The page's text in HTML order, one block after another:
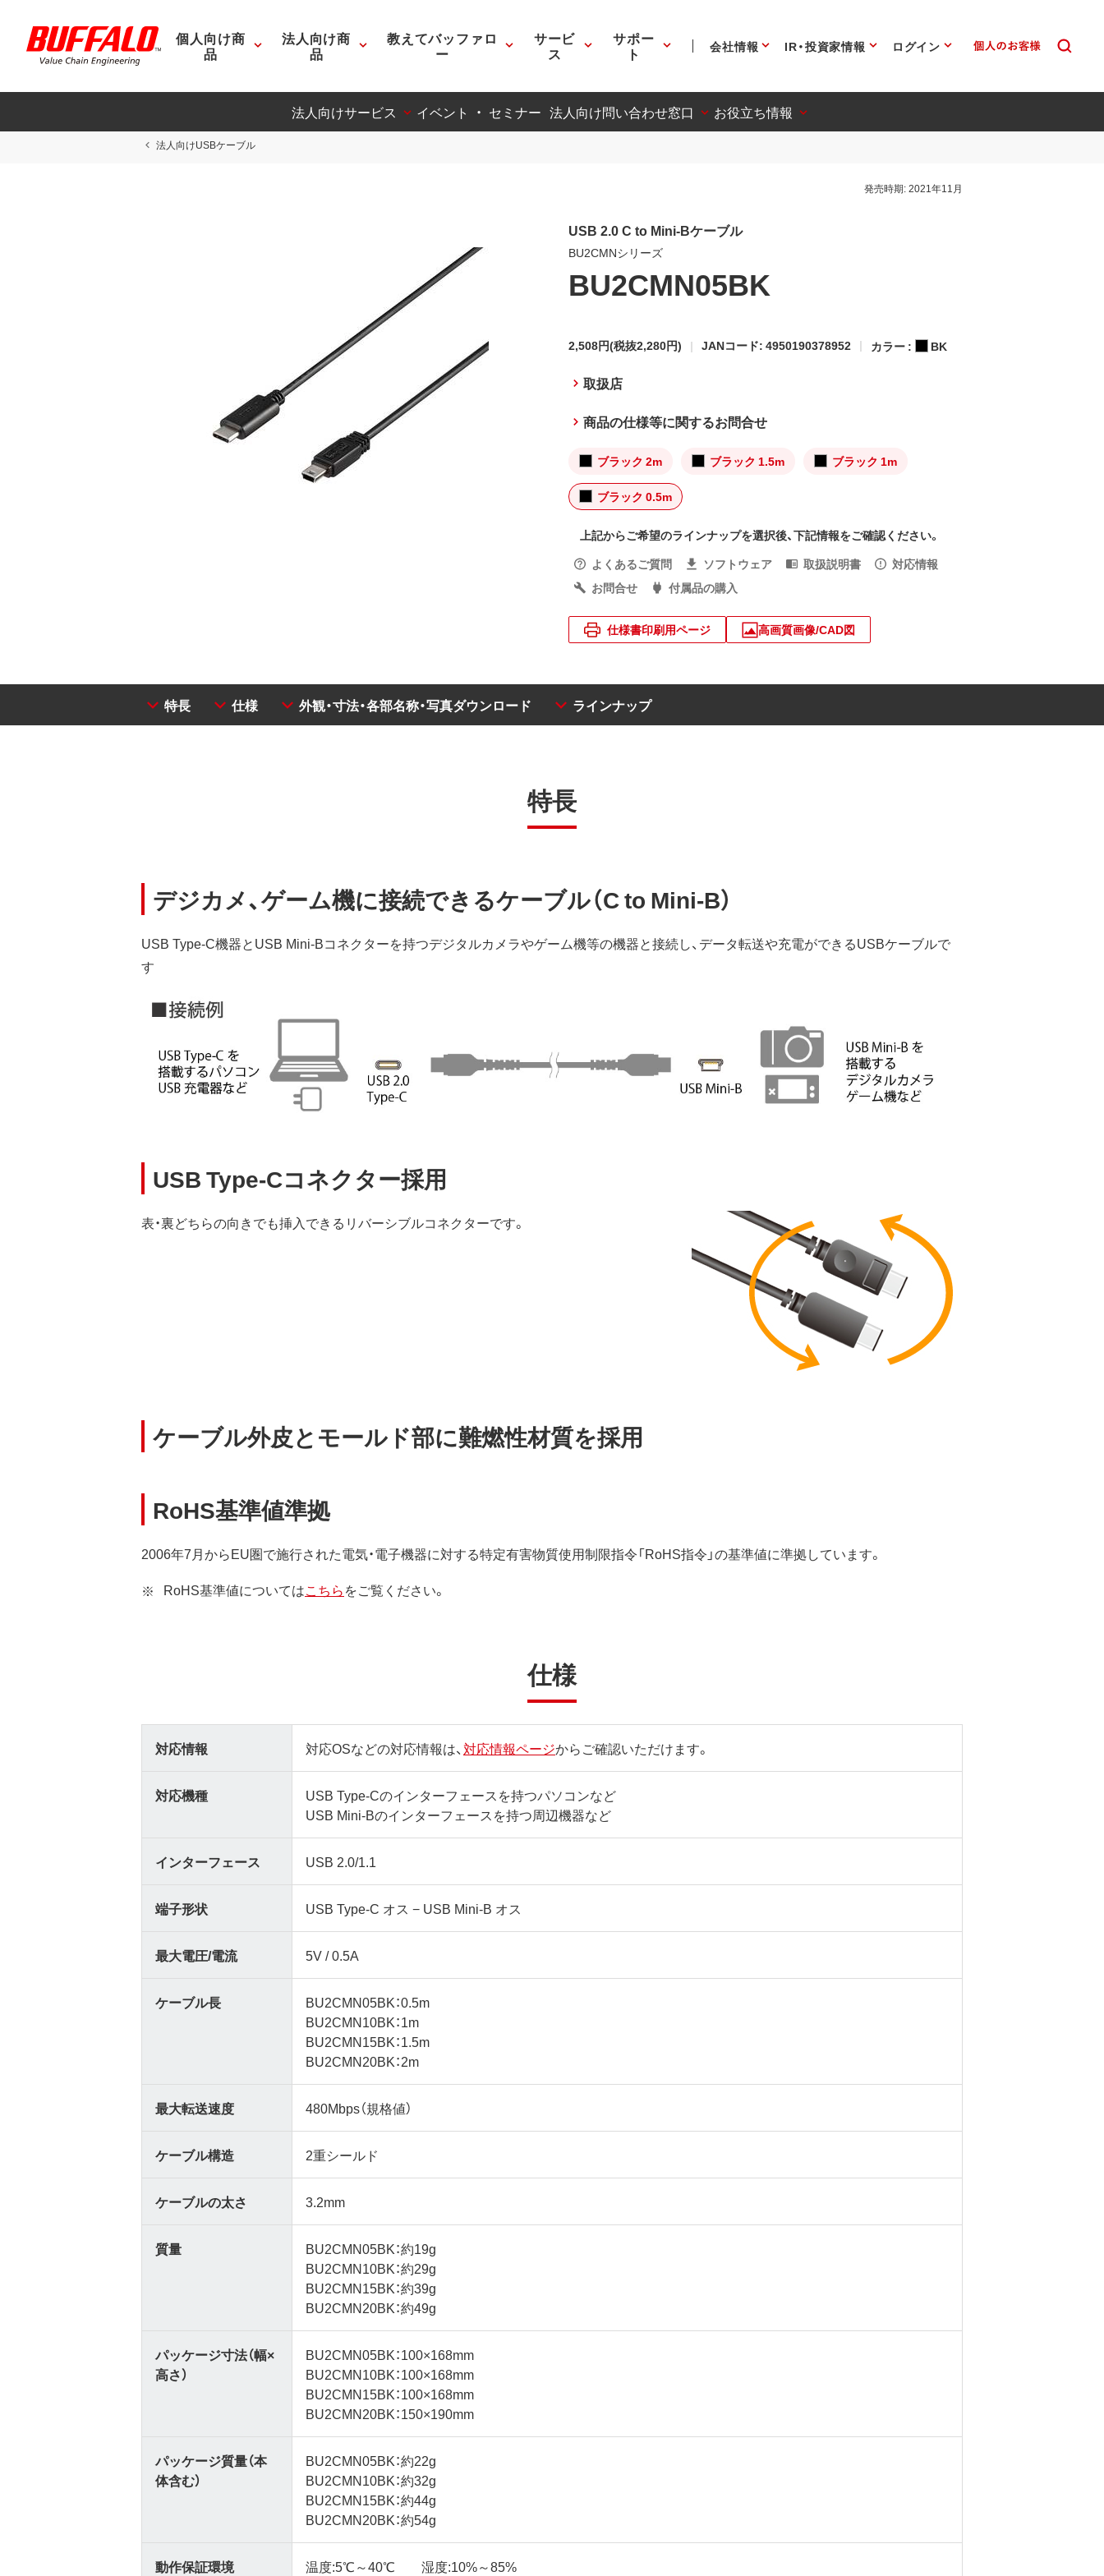
個人向け商
品
法人向け商
品
教えてバッファロ
ー
サービ
ス
サポー
ト 会社情報 IR・投資家情報 ログイン
法人向けサービス イベント ・ セミナー 法人向け問い合わせ窓口 お役立ち情報
法人向けUSBケーブル
発売時期:2021年11月
USB 2.0 C to Mini-Bケーブル
BU2CMNシリーズ
BU2CMN05BK
2,508円(税抜2,280円) JANコード: 4950190378952 カラー : BK
取扱店
商品の仕様等に関するお問合せ
ブラック 2m ブラック 1.5m ブラック 1m
ブラック 0.5m
上記からご希望のラインナップを選択後、下記情報をご確認ください。
よくあるご質問
ソフトウェア 取扱説明書
対応情報
お問合せ
付属品の購入
仕様書印刷用ページ 高画質画像/CAD図
特長 仕様 外観・寸法・各部名称・写真ダウンロード ラインナップ
特長
デジカメ、ゲーム機に接続できるケーブル（C to Mini-B）
USB Type-C機器とUSB Mini-Bコネクターを持つデジタルカメラやゲーム機等の機器と接続し、データ転送や充電ができるUSBケーブルで
す
USB Type-Cコネクター採用
表・裏どちらの向きでも挿入できるリバーシブルコネクターです。
ケーブル外皮とモールド部に難燃性材質を採用
RoHS基準値準拠
2006年7月からEU圏で施行された電気・電子機器に対する特定有害物質使用制限指令「RoHS指令」の基準値に準拠しています。
RoHS基準値についてはこちらをご覧ください。
仕様
対応情報 対応OSなどの対応情報は、 対応情報ページからご確認いただけます。
対応機種
USB Type-Cのインターフェースを持つパソコンなど
USB Mini-Bのインターフェースを持つ周辺機器など
インターフェース USB 2.0/1.1
端子形状 USB Type-C オス − USB Mini-B オス
最大電圧/電流 5V / 0.5A
ケーブル長
BU2CMN05BK：0.5m
BU2CMN10BK：1m
BU2CMN15BK：1.5m
BU2CMN20BK：2m
最大転送速度 480Mbps（規格値）
ケーブル構造 2重シールド
ケーブルの太さ 3.2mm
質量
BU2CMN05BK：約19g
BU2CMN10BK：約29g
BU2CMN15BK：約39g
BU2CMN20BK：約49g
パッケージ寸法（幅×
高さ）
BU2CMN05BK：100×168mm
BU2CMN10BK：100×168mm
BU2CMN15BK：100×168mm
BU2CMN20BK：150×190mm
パッケージ質量（本
体含む）
BU2CMN05BK：約22g
BU2CMN10BK：約32g
BU2CMN15BK：約44g
BU2CMN20BK：約54g
動作保証環境 温度:5℃～40℃ 湿度:10%～85%